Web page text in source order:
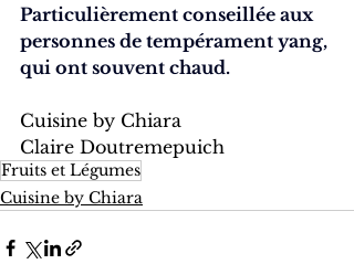
Particulièrement conseillée aux
personnes de tempérament yang,
qui ont souvent chaud.
Cuisine by Chiara
Claire Doutremepuich
Fruits et Légumes
Cuisine by Chiara